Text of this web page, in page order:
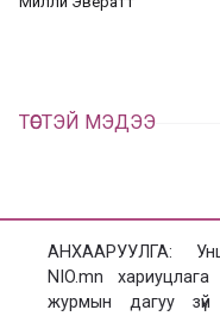
ТӨСТЭЙ МЭДЭЭ
АНХААРУУЛГА:
NIO.mn
журмын дагуу зүй